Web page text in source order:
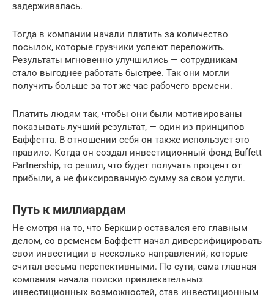
задерживалась.
Тогда в компании начали платить за количество
посылок, которые грузчики успеют переложить.
Результаты мгновенно улучшились — сотрудникам
стало выгоднее работать быстрее. Так они могли
получить больше за тот же час рабочего времени.
Платить людям так, чтобы они были мотивированы
показывать лучший результат, — один из принципов
Баффетта. В отношении себя он также использует это
правило. Когда он создал инвестиционный фонд Buffett
Partnership, то решил, что будет получать процент от
прибыли, а не фиксированную сумму за свои услуги.
Путь к миллиардам
Не смотря на то, что Беркшир оставался его главным
делом, со временем Баффетт начал диверсифицировать
свои инвестиции в несколько направлений, которые
считал весьма перспективными. По сути, сама главная
компания начала поиски привлекательных
инвестиционных возможностей, став инвестиционным